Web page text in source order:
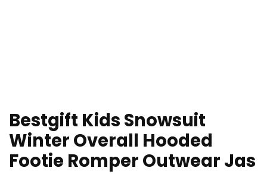
Bestgift Kids Snowsuit
Winter Overall Hooded
Footie Romper Outwear Jas